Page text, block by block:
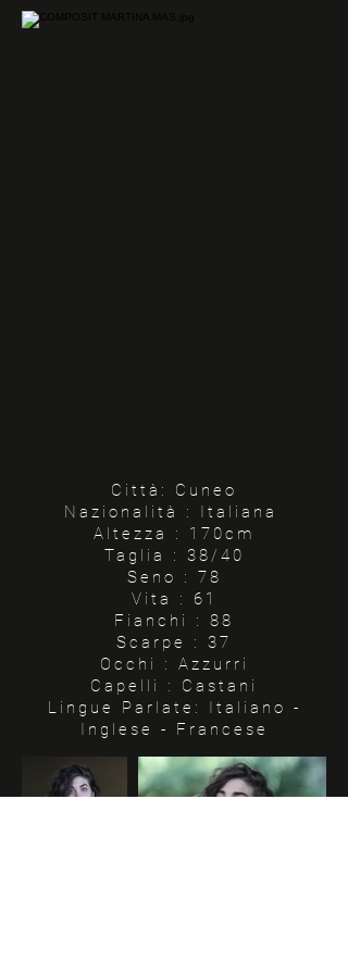
Città: Cuneo
Nazionalità : Italiana
Altezza : 170cm
Taglia : 38/40
Seno : 78
Vita : 61
Fianchi : 88
Scarpe : 37
Occhi : Azzurri
Capelli : Castani
Lingue Parlate: Italiano -
Inglese - Francese